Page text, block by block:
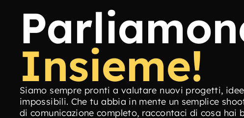
Insieme!
Siamo sempre pronti a valutare nuovi progetti,
impossibili. Che tu abbia in mente un semplice
di comunicazione completo, raccontaci di cosa hai